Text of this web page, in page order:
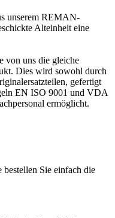
unserem REMAN-
Alteinheit eine
von uns die gleiche
Dies wird sowohl durch
gefertigt
EN ISO 9001 und VDA
ermöglicht.
Sie einfach die